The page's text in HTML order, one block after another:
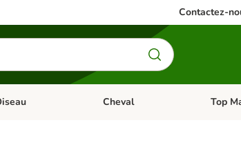
Contactez-
& Coles catégories: PoissonDérouler les catégories: Oiseau
Cheval Top